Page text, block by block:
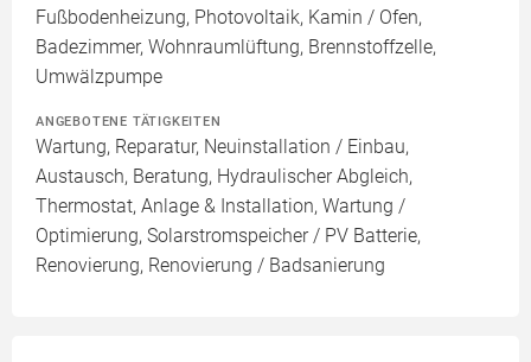
Fußbodenheizung, Photovoltaik, Kamin / Ofen,
Badezimmer, Wohnraumlüftung, Brennstoffzelle,
Umwälzpumpe
ANGEBOTENE TÄTIGKEITEN
Wartung, Reparatur, Neuinstallation / Einbau,
Austausch, Beratung, Hydraulischer Abgleich,
Thermostat, Anlage & Installation, Wartung /
Optimierung, Solarstromspeicher / PV Batterie,
Renovierung, Renovierung / Badsanierung